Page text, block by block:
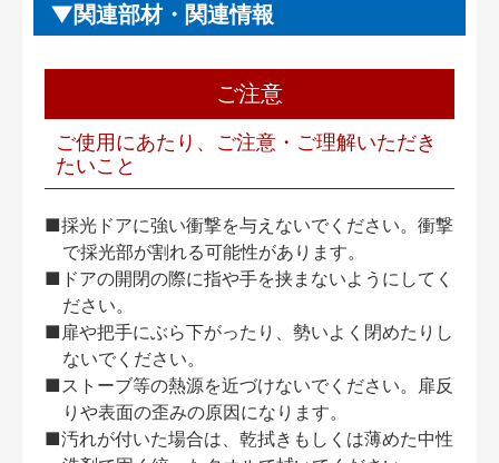
関連部材・関連情報
ご注意
ご使用にあたり、ご注意・ご理解いただき
たいこと
■採光ドアに強い衝撃を与えないでください。衝撃
で採光部が割れる可能性があります。
■ドアの開閉の際に指や手を挟まないようにしてく
ださい。
■扉や把手にぶら下がったり、勢いよく閉めたりし
ないでください。
■ストーブ等の熱源を近づけないでください。扉反
りや表面の歪みの原因になります。
■汚れが付いた場合は、乾拭きもしくは薄めた中性